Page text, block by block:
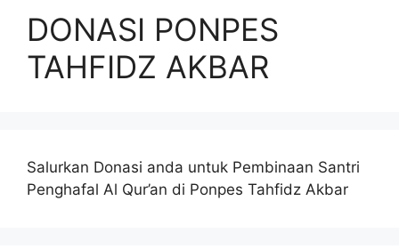
DONASI PONPES
TAHFIDZ AKBAR
Salurkan Donasi anda untuk Pembinaan Santri
Penghafal Al Qur’an di Ponpes Tahfidz Akbar